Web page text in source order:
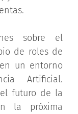
sobre el
de roles de
un entorno
Artificial.
futuro de la
la próxima